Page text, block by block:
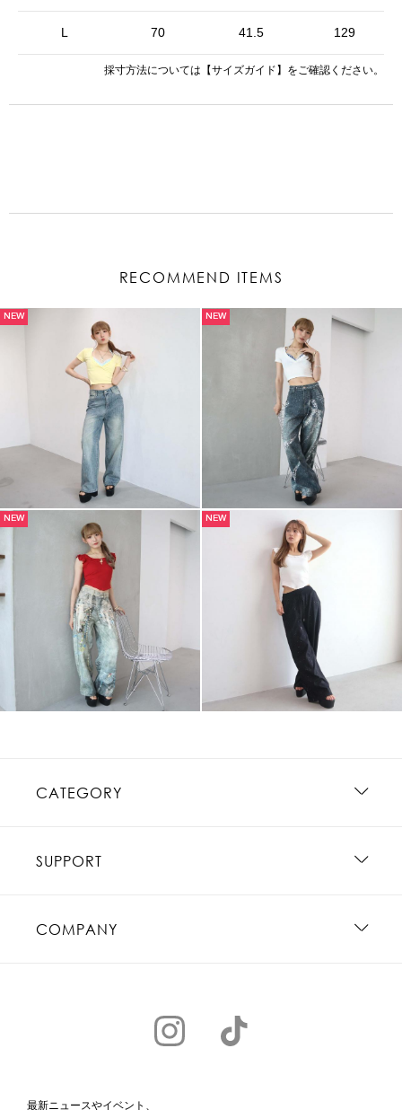
L 70 41.5 129
採寸方法については 【サイズガイド】 をご確認ください。
RECOMMEND ITEMS
NEW NEW
NEW NEW
CATEGORY
SUPPORT
COMPANY
最新ニュースやイベント、